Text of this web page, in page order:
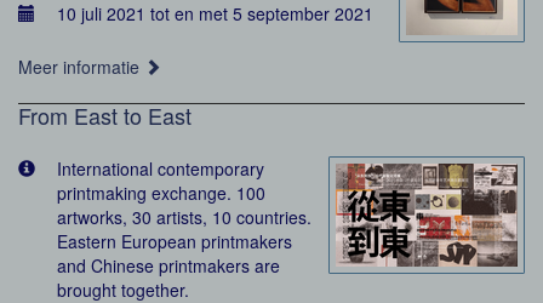
10 juli 2021 tot en met 5 september 2021
Meer informatie
From East to East
International contemporary
printmaking exchange. 100
artworks, 30 artists, 10 countries.
Eastern European printmakers
and Chinese printmakers are
brought together.